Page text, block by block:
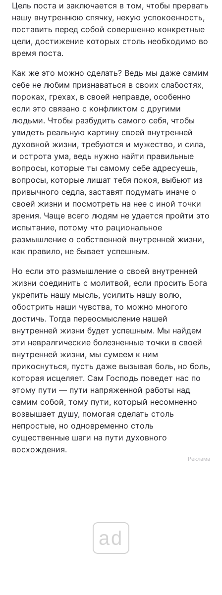
Цель поста и заключается в том, чтобы прервать
нашу внутреннюю спячку, некую успокоенность,
поставить перед собой совершенно конкретные
цели, достижение которых столь необходимо во
время поста.
Как же это можно сделать? Ведь мы даже самим
себе не любим признаваться в своих слабостях,
пороках, грехах, в своей неправде, особенно
если это связано с конфликтом с другими
людьми. Чтобы разбудить самого себя, чтобы
увидеть реальную картину своей внутренней
духовной жизни, требуются и мужество, и сила,
и острота ума, ведь нужно найти правильные
вопросы, которые ты самому себе адресуешь,
вопросы, которые лишат тебя покоя, выбьют из
привычного седла, заставят подумать иначе о
своей жизни и посмотреть на нее с иной точки
зрения. Чаще всего людям не удается пройти это
испытание, потому что рациональное
размышление о собственной внутренней жизни,
как правило, не бывает успешным.
Но если это размышление о своей внутренней
жизни соединить с молитвой, если просить Бога
укрепить нашу мысль, усилить нашу волю,
обострить наши чувства, то можно многого
достичь. Тогда переосмысление нашей
внутренней жизни будет успешным. Мы найдем
эти невралгические болезненные точки в своей
внутренней жизни, мы сумеем к ним
прикоснуться, пусть даже вызывая боль, но боль,
которая исцеляет. Сам Господь поведет нас по
этому пути — пути напряженной работы над
самим собой, тому пути, который несомненно
возвышает душу, помогая сделать столь
непростые, но одновременно столь
существенные шаги на пути духовного
восхождения.
Реклама
ad